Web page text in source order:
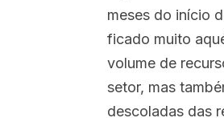
meses do início
ficado muito
volume de
setor, mas
descoladas das